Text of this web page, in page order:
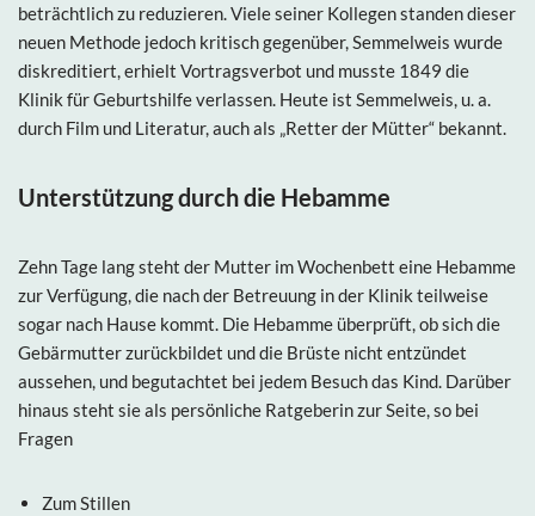
beträchtlich zu reduzieren. Viele seiner Kollegen standen dieser
neuen Methode jedoch kritisch gegenüber, Semmelweis wurde
diskreditiert, erhielt Vortragsverbot und musste 1849 die
Klinik für Geburtshilfe verlassen. Heute ist Semmelweis, u. a.
durch Film und Literatur, auch als „Retter der Mütter“ bekannt.
Unterstützung durch die Hebamme
Zehn Tage lang steht der Mutter im Wochenbett eine Hebamme
zur Verfügung, die nach der Betreuung in der Klinik teilweise
sogar nach Hause kommt. Die Hebamme überprüft, ob sich die
Gebärmutter zurückbildet und die Brüste nicht entzündet
aussehen, und begutachtet bei jedem Besuch das Kind. Darüber
hinaus steht sie als persönliche Ratgeberin zur Seite, so bei
Fragen
Zum Stillen